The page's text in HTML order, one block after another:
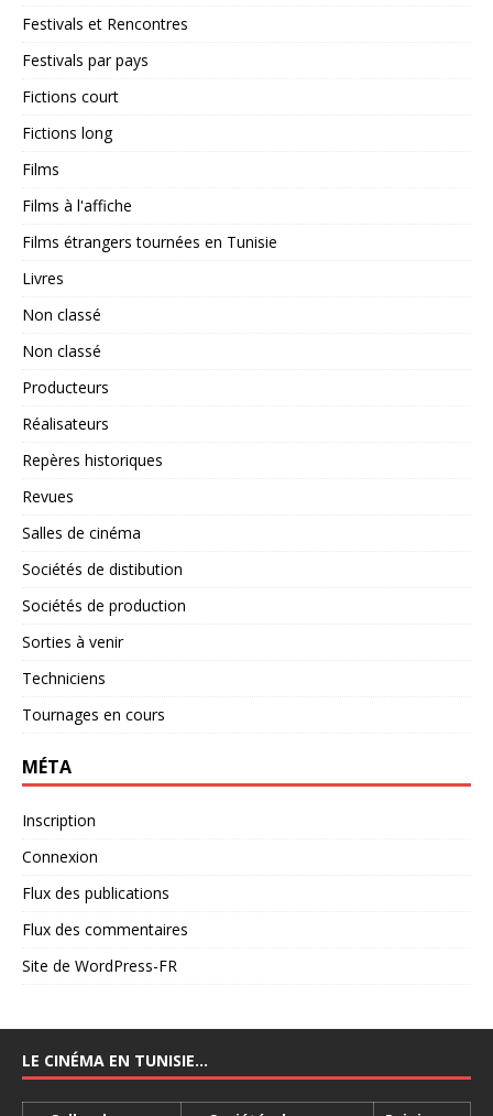
Festivals et Rencontres
Festivals par pays
Fictions court
Fictions long
Films
Films à l'affiche
Films étrangers tournées en Tunisie
Livres
Non classé
Non classé
Producteurs
Réalisateurs
Repères historiques
Revues
Salles de cinéma
Sociétés de distibution
Sociétés de production
Sorties à venir
Techniciens
Tournages en cours
MÉTA
Inscription
Connexion
Flux des publications
Flux des commentaires
Site de WordPress-FR
LE CINÉMA EN TUNISIE…